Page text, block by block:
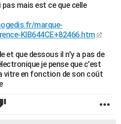
pas mais est ce que celle
marque-
KIB644CE+82466.htm
et que dessous il n'y a pas de
je pense que c'est
vitre en fonction de son coût